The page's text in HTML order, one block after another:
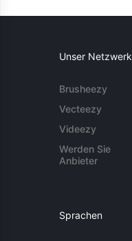
Unser Netzwerk
Brusheezy
Vecteezy
Videezy
Werden Sie
Anbieter
Sprachen